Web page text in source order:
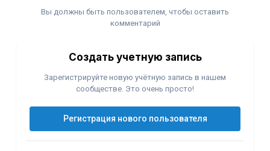
Вы должны быть пользователем, чтобы оставить
комментарий
Создать учетную запись
Зарегистрируйте новую учётную запись в нашем
сообществе. Это очень просто!
Регистрация нового пользователя